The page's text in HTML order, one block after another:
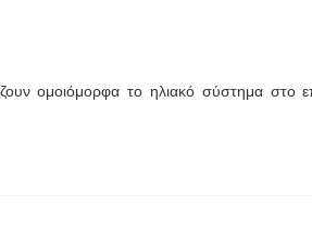
ομοιόμορφα το ηλιακό σύστημα στο